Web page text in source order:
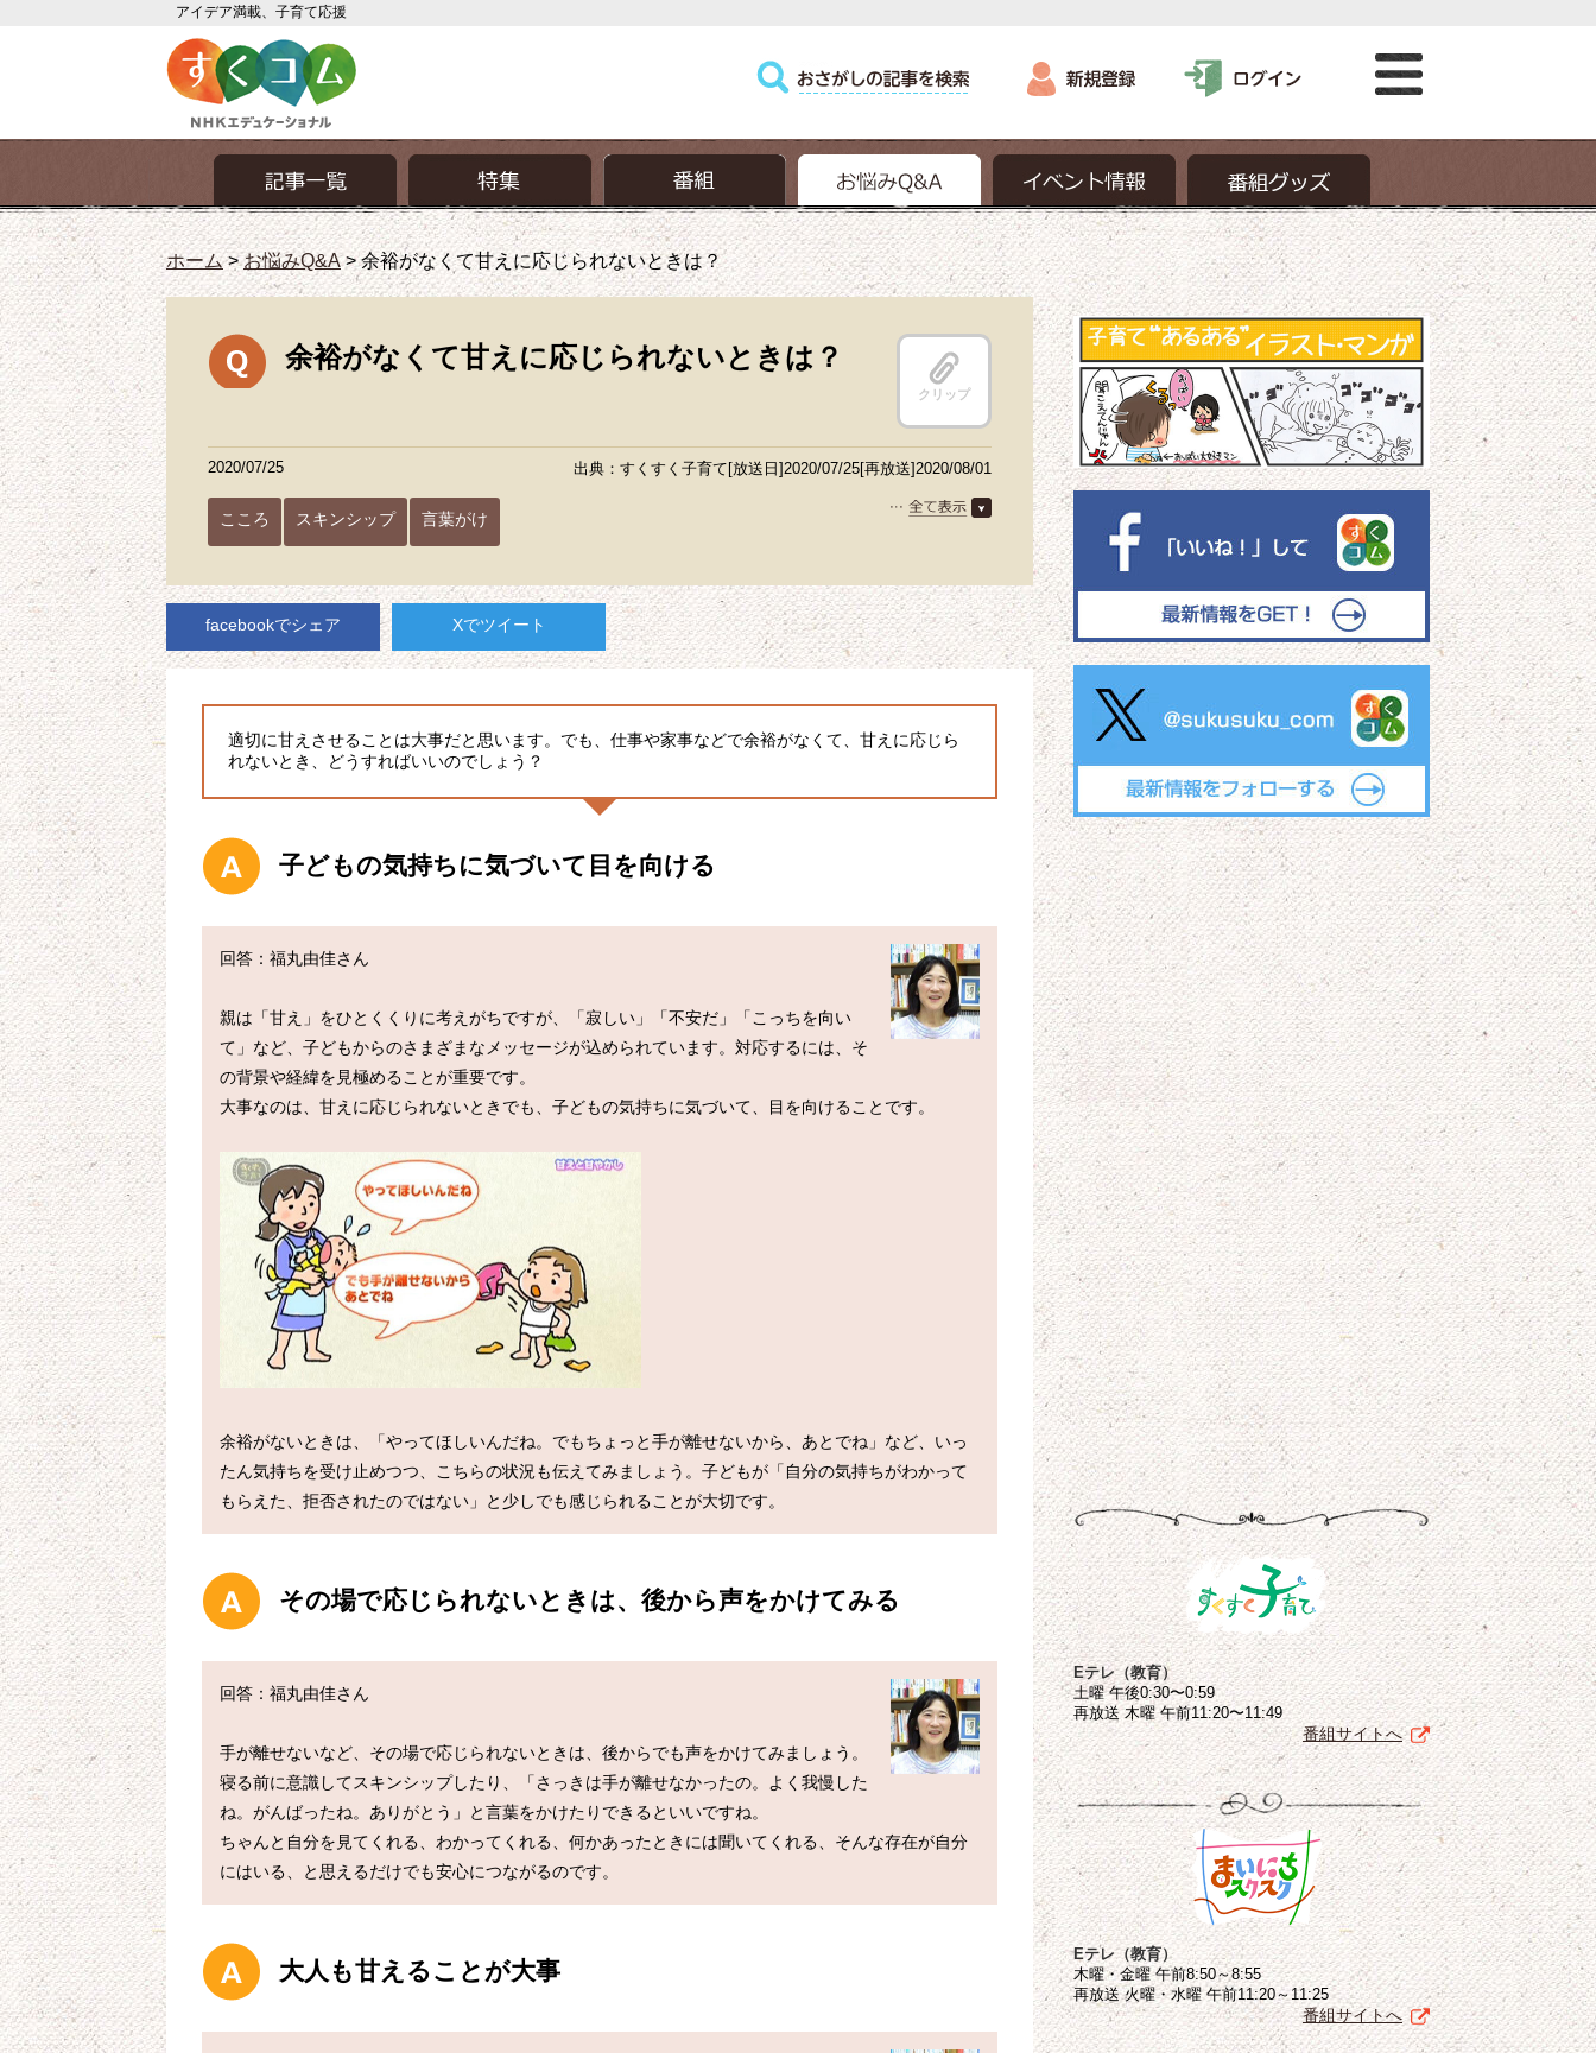
アイデア満載、子育て応援
ホーム>お悩みQ&A>余裕がなくて甘えに応じられないときは？
余裕がなくて甘えに応じられないときは？
クリップ
2020/07/25 出典：すくすく子育て[放送日]2020/07/25[再放送]2020/08/01
こころ スキンシップ 言葉がけ
facebookでシェア Xでツイート
適切に甘えさせることは大事だと思います。でも、仕事や家事などで余裕がなくて、甘えに応じら
れないとき、どうすればいいのでしょう？
子どもの気持ちに気づいて目を向ける
回答：福丸由佳さん
親は「甘え」をひとくくりに考えがちですが、「寂しい」「不安だ」「こっちを向い
て」など、子どもからのさまざまなメッセージが込められています。対応するには、そ
の背景や経緯を見極めることが重要です。
大事なのは、甘えに応じられないときでも、子どもの気持ちに気づいて、目を向けることです。
余裕がないときは、「やってほしいんだね。でもちょっと手が離せないから、あとでね」など、いっ
たん気持ちを受け止めつつ、こちらの状況も伝えてみましょう。子どもが「自分の気持ちがわかって
その場で応じられないときは、後から声をかけてみる
回答：福丸由佳さん
手が離せないなど、その場で応じられないときは、後からでも声をかけてみましょう。
寝る前に意識してスキンシップしたり、「さっきは手が離せなかったの。よく我慢した
ね。がんばったね。ありがとう」と言葉をかけたりできるといいですね。
ちゃんと自分を見てくれる、わかってくれる、何かあったときには聞いてくれる、そんな存在が自分
大人も甘えることが大事
Eテレ（教育）
土曜 午後0:30〜0:59
再放送 木曜 午前11:20〜11:49
番組サイトへ
Eテレ（教育）
木曜・金曜 午前8:50～8:55
再放送 火曜・水曜 午前11:20～11:25
番組サイトへ